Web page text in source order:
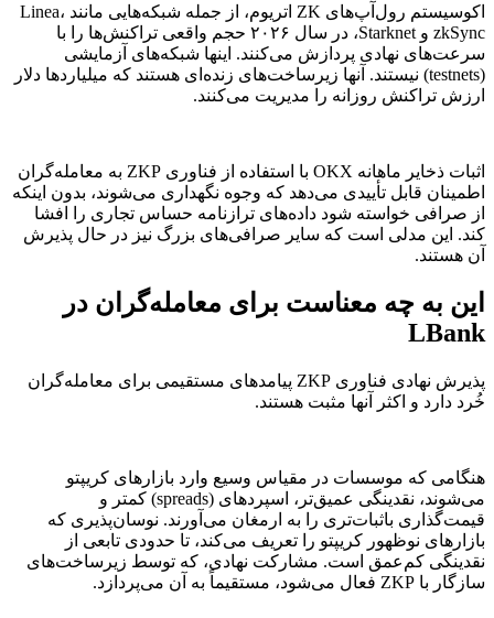
اکوسیستم رول‌آپ‌های ZK اتریوم، از جمله شبکه‌هایی مانند Linea،
zkSync و Starknet، در سال ۲۰۲۶ حجم واقعی تراکنش‌ها را با
سرعت‌های نهادی پردازش می‌کنند. اینها شبکه‌های آزمایشی
(testnets) نیستند. آنها زیرساخت‌های زنده‌ای هستند که میلیاردها دلار
ارزش تراکنش روزانه را مدیریت می‌کنند.
اثبات ذخایر ماهانه OKX با استفاده از فناوری ZKP به معامله‌گران
اطمینان قابل تأییدی می‌دهد که وجوه نگهداری می‌شوند، بدون اینکه
از صرافی خواسته شود داده‌های ترازنامه حساس تجاری را افشا
کند. این مدلی است که سایر صرافی‌های بزرگ نیز در حال پذیرش
آن هستند.
این به چه معناست برای معامله‌گران در
LBank
پذیرش نهادی فناوری ZKP پیامدهای مستقیمی برای معامله‌گران
خُرد دارد و اکثر آنها مثبت هستند.
هنگامی که موسسات در مقیاس وسیع وارد بازارهای کریپتو
می‌شوند، نقدینگی عمیق‌تر، اسپرد‌های (spreads) کمتر و
قیمت‌گذاری باثبات‌تری را به ارمغان می‌آورند. نوسان‌پذیری که
بازارهای نوظهور کریپتو را تعریف می‌کند، تا حدودی تابعی از
نقدینگی کم‌عمق است. مشارکت نهادی، که توسط زیرساخت‌های
سازگار با ZKP فعال می‌شود، مستقیماً به آن می‌پردازد.